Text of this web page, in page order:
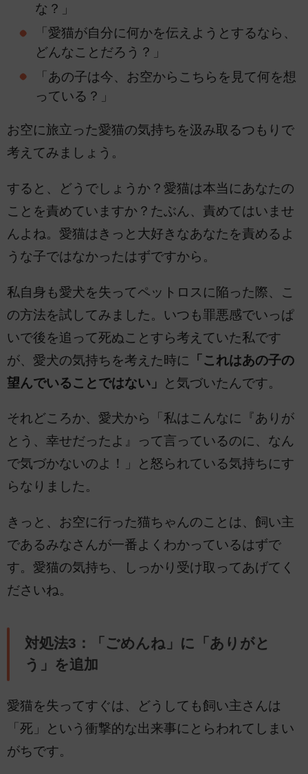
な？」
「愛猫が自分に何かを伝えようとするなら、
どんなことだろう？」
「あの子は今、お空からこちらを見て何を想
っている？」
お空に旅立った愛猫の気持ちを汲み取るつもりで
考えてみましょう。
すると、どうでしょうか？愛猫は本当にあなたの
ことを責めていますか？たぶん、責めてはいませ
んよね。愛猫はきっと大好きなあなたを責めるよ
うな子ではなかったはずですから。
私自身も愛犬を失ってペットロスに陥った際、こ
の方法を試してみました。いつも罪悪感でいっぱ
いで後を追って死ぬことすら考えていた私です
が、愛犬の気持ちを考えた時に
「これはあの子の
望んでいることではない」
と気づいたんです。
それどころか、愛犬から「私はこんなに『ありが
とう、幸せだったよ』って言っているのに、なん
で気づかないのよ！」と怒られている気持ちにす
らなりました。
きっと、お空に行った猫ちゃんのことは、飼い主
であるみなさんが一番よくわかっているはずで
す。愛猫の気持ち、しっかり受け取ってあげてく
ださいね。
対処法3：「ごめんね」に「ありがと
う」を追加
愛猫を失ってすぐは、どうしても飼い主さんは
「死」という衝撃的な出来事にとらわれてしまい
がちです。